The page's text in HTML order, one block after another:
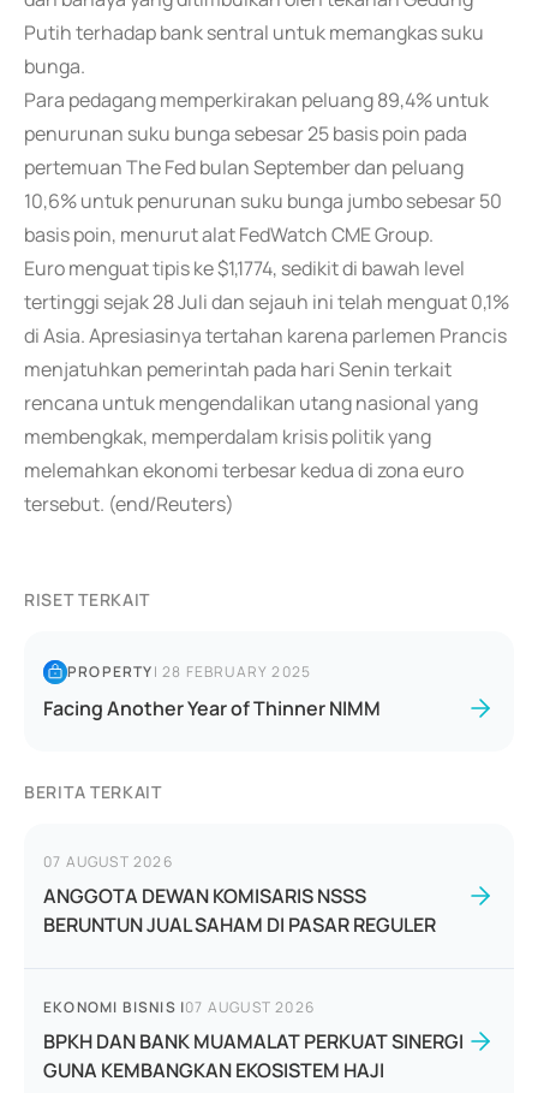
Putih terhadap bank sentral untuk memangkas suku
bunga.
Para pedagang memperkirakan peluang 89,4% untuk
penurunan suku bunga sebesar 25 basis poin pada
pertemuan The Fed bulan September dan peluang
10,6% untuk penurunan suku bunga jumbo sebesar 50
basis poin, menurut alat FedWatch CME Group.
Euro menguat tipis ke $1,1774, sedikit di bawah level
tertinggi sejak 28 Juli dan sejauh ini telah menguat 0,1%
di Asia. Apresiasinya tertahan karena parlemen Prancis
menjatuhkan pemerintah pada hari Senin terkait
rencana untuk mengendalikan utang nasional yang
membengkak, memperdalam krisis politik yang
melemahkan ekonomi terbesar kedua di zona euro
tersebut. (end/Reuters)
RISET TERKAIT
PROPERTY|28 FEBRUARY 2025
Facing Another Year of Thinner NIMM
BERITA TERKAIT
07 AUGUST 2026
ANGGOTA DEWAN KOMISARIS NSSS
BERUNTUN JUAL SAHAM DI PASAR REGULER
EKONOMI BISNIS |07 AUGUST 2026
BPKH DAN BANK MUAMALAT PERKUAT SINERGI
GUNA KEMBANGKAN EKOSISTEM HAJI